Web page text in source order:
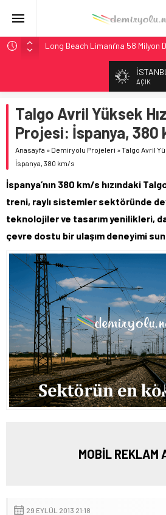
Long Beach Limanı’na 58 Milyon
Madrid 6. Hat 2027’de
Laing O’Rourke, 17,2 Milyar
Büyütüyor
İtalya’dan Yeni Otomotiv
Tasarrufu
AAR, MIT ve Berkeley Dahil 4
Konsorsiyumu Başlattı
AÇIK
Talgo Avril Yüksek
Projesi: İspanya, 380
Anasayfa » Demiryolu Projeleri »Talgo Avril
İspanya, 380 km/s
İspanya’nın 380 km/s hızındaki
treni, raylı sistemler sektöründe
teknolojiler ve tasarım yenilikleri,
çevre dostu bir ulaşım deneyimi
MOBİL REKLAM
29 EYLÜL 2013 21:18